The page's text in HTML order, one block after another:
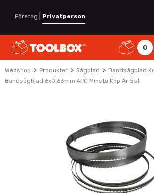
Företag Privatperson
0
Webshop > Produkter > Sågblad > Bandsågblad
Bandsågblad 6x0.63mm 4PC Minsta Köp Är 5st